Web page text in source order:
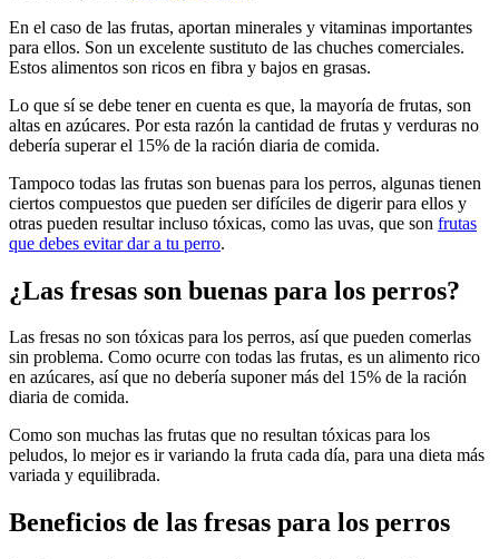
En el caso de las frutas, aportan minerales y vitaminas importantes
para ellos. Son un excelente sustituto de las chuches comerciales.
Estos alimentos son ricos en fibra y bajos en grasas.
Lo que sí se debe tener en cuenta es que, la mayoría de frutas, son
altas en azúcares. Por esta razón la cantidad de frutas y verduras no
debería superar el 15% de la ración diaria de comida.
Tampoco todas las frutas son buenas para los perros, algunas tienen
ciertos compuestos que pueden ser difíciles de digerir para ellos y
otras pueden resultar incluso tóxicas, como las uvas, que son frutas
que debes evitar dar a tu perro.
¿Las fresas son buenas para los perros?
Las fresas no son tóxicas para los perros, así que pueden comerlas
sin problema. Como ocurre con todas las frutas, es un alimento rico
en azúcares, así que no debería suponer más del 15% de la ración
diaria de comida.
Como son muchas las frutas que no resultan tóxicas para los
peludos, lo mejor es ir variando la fruta cada día, para una dieta más
variada y equilibrada.
Beneficios de las fresas para los perros